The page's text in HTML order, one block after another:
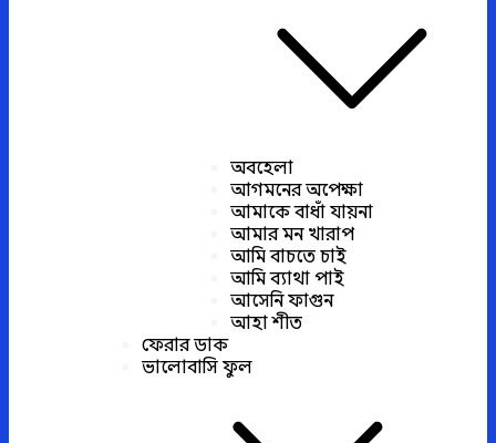
অবহেলা
আগমনের অপেক্ষা
আমাকে বাধাঁ যায়না
আমার মন খারাপ
আমি বাচতে চাই
আমি ব্যাথা পাই
আসেনি ফাগুন
আহা শীত
ফেরার ডাক
ভালোবাসি ফুল